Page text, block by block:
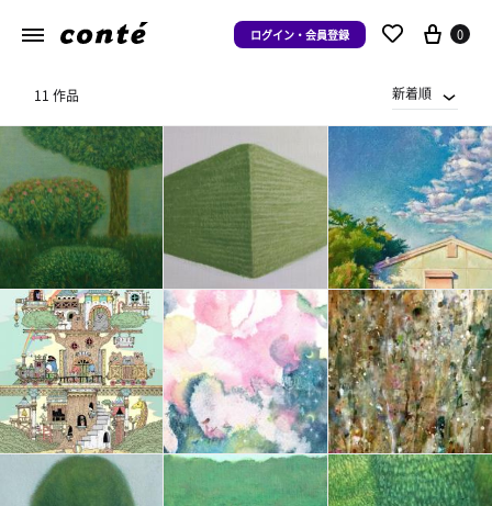
ログイン・会員登録 0
11 作品 新着順